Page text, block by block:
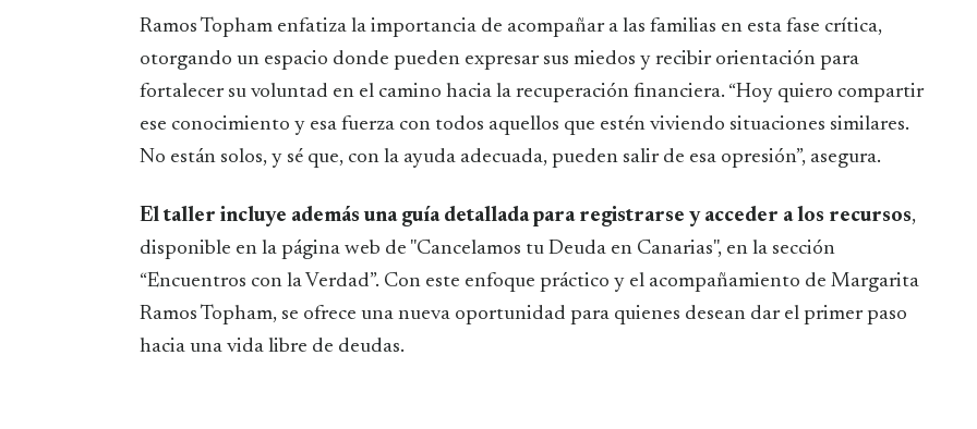
Ramos Topham enfatiza la importancia de acompañar a las familias en esta fase crítica,
otorgando un espacio donde pueden expresar sus miedos y recibir orientación para
fortalecer su voluntad en el camino hacia la recuperación financiera. “Hoy quiero compartir
ese conocimiento y esa fuerza con todos aquellos que estén viviendo situaciones similares.
No están solos, y sé que, con la ayuda adecuada, pueden salir de esa opresión”, asegura.
El taller incluye además una guía detallada para registrarse y acceder a los recursos,
disponible en la página web de "Cancelamos tu Deuda en Canarias", en la sección
“Encuentros con la Verdad”. Con este enfoque práctico y el acompañamiento de Margarita
Ramos Topham, se ofrece una nueva oportunidad para quienes desean dar el primer paso
hacia una vida libre de deudas.